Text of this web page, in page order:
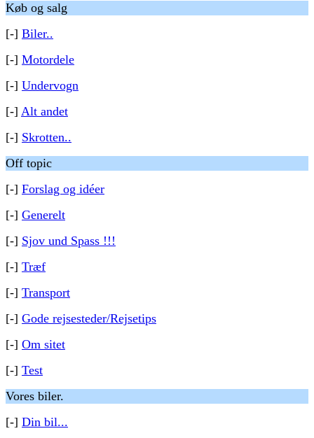
Køb og salg
[-] Biler..
[-] Motordele
[-] Undervogn
[-] Alt andet
[-] Skrotten..
Off topic
[-] Forslag og idéer
[-] Generelt
[-] Sjov und Spass !!!
[-] Træf
[-] Transport
[-] Gode rejsesteder/Rejsetips
[-] Om sitet
[-] Test
Vores biler.
[-] Din bil...